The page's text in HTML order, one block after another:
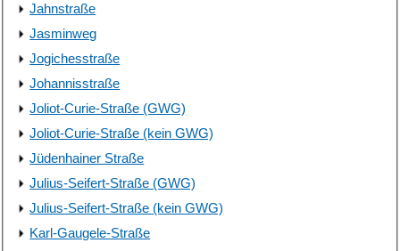
Jahnstraße
Jasminweg
Jogichesstraße
Johannisstraße
Joliot-Curie-Straße (GWG)
Joliot-Curie-Straße (kein GWG)
Jüdenhainer Straße
Julius-Seifert-Straße (GWG)
Julius-Seifert-Straße (kein GWG)
Karl-Gaugele-Straße